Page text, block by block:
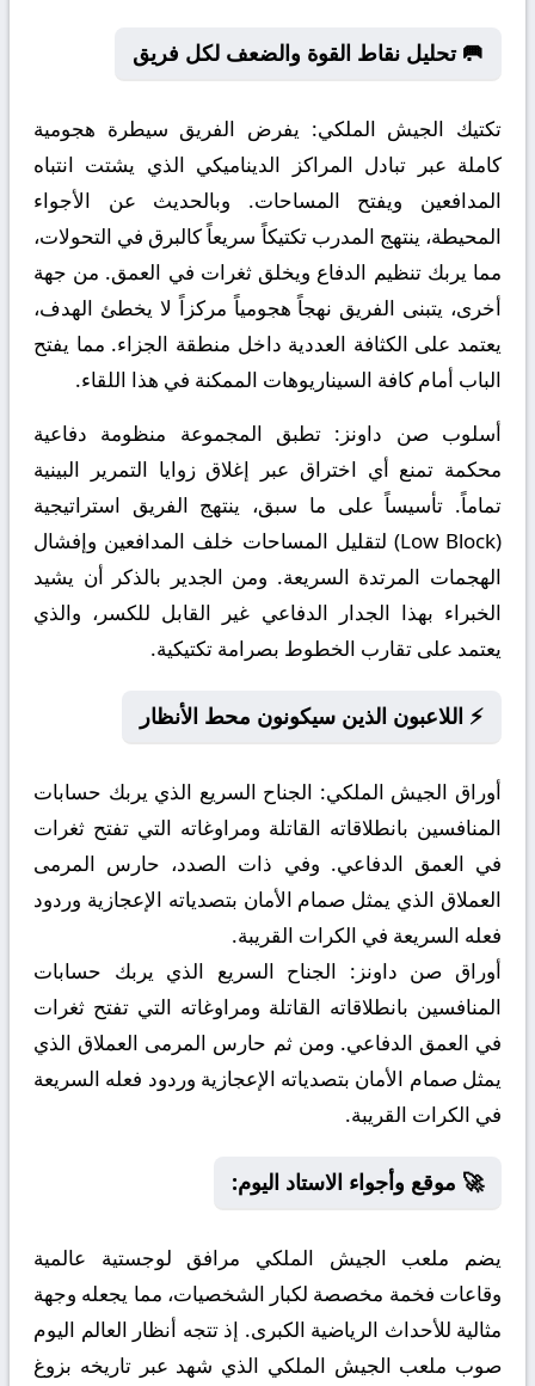
🥅 تحليل نقاط القوة والضعف لكل فريق
تكتيك الجيش الملكي: يفرض الفريق سيطرة هجومية
كاملة عبر تبادل المراكز الديناميكي الذي يشتت انتباه
المدافعين ويفتح المساحات. وبالحديث عن الأجواء
المحيطة، ينتهج المدرب تكتيكاً سريعاً كالبرق في التحولات،
مما يربك تنظيم الدفاع ويخلق ثغرات في العمق. من جهة
أخرى، يتبنى الفريق نهجاً هجومياً مركزاً لا يخطئ الهدف،
يعتمد على الكثافة العددية داخل منطقة الجزاء. مما يفتح
الباب أمام كافة السيناريوهات الممكنة في هذا اللقاء.
أسلوب صن داونز: تطبق المجموعة منظومة دفاعية
محكمة تمنع أي اختراق عبر إغلاق زوايا التمرير البينية
تماماً. تأسيساً على ما سبق، ينتهج الفريق استراتيجية
(Low Block) لتقليل المساحات خلف المدافعين وإفشال
الهجمات المرتدة السريعة. ومن الجدير بالذكر أن يشيد
الخبراء بهذا الجدار الدفاعي غير القابل للكسر، والذي
يعتمد على تقارب الخطوط بصرامة تكتيكية.
⚡ اللاعبون الذين سيكونون محط الأنظار
أوراق الجيش الملكي: الجناح السريع الذي يربك حسابات
المنافسين بانطلاقاته القاتلة ومراوغاته التي تفتح ثغرات
في العمق الدفاعي. وفي ذات الصدد، حارس المرمى
العملاق الذي يمثل صمام الأمان بتصدياته الإعجازية وردود
فعله السريعة في الكرات القريبة.
أوراق صن داونز: الجناح السريع الذي يربك حسابات
المنافسين بانطلاقاته القاتلة ومراوغاته التي تفتح ثغرات
في العمق الدفاعي. ومن ثم حارس المرمى العملاق الذي
يمثل صمام الأمان بتصدياته الإعجازية وردود فعله السريعة
في الكرات القريبة.
🚀 موقع وأجواء الاستاد اليوم:
يضم ملعب الجيش الملكي مرافق لوجستية عالمية
وقاعات فخمة مخصصة لكبار الشخصيات، مما يجعله وجهة
مثالية للأحداث الرياضية الكبرى. إذ تتجه أنظار العالم اليوم
صوب ملعب الجيش الملكي الذي شهد عبر تاريخه بزوغ